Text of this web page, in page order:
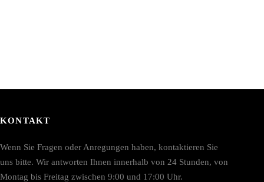
KONTAKT
Wenn Sie Fragen oder Anregungen haben, kontaktieren Sie
uns bitte. Wir antworten Ihnen innerhalb von 24 Stunden, von
Montag bis Freitag zwischen 9:00 und 17:00 Uhr.